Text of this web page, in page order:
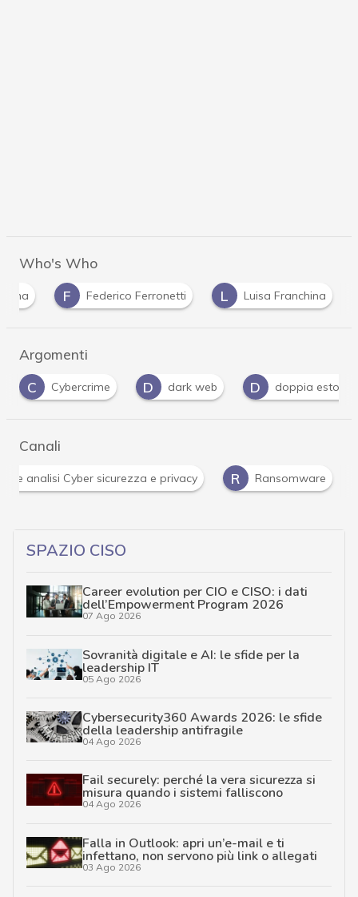
Who's Who
F Federico Ferronetti L Luisa Franchina
Argomenti
C
Cybercrime D dark web D doppia
Canali
e analisi Cyber sicurezza e privacy R Ransomware
SPAZIO CISO
Career evolution per CIO e CISO: i dati
dell’Empowerment Program 2026
07 Ago 2026
Sovranità digitale e AI: le sfide per la
leadership IT
05 Ago 2026
Cybersecurity360 Awards 2026: le sfide
della leadership antifragile
04 Ago 2026
Fail securely: perché la vera sicurezza si
misura quando i sistemi falliscono
04 Ago 2026
Falla in Outlook: apri un’e-mail e ti
infettano, non servono più link o allegati
03 Ago 2026